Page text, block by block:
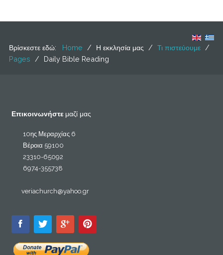
Βρίσκεστε εδώ: Home / Η εκκλησία μας / Τι πιστεύουμε /
Pages / Daily Bible Reading
Επικοινωνήστε μαζί μας
10ης Μεραρχίας 6
Βέροια 59100
23310-65092
6974-355738
veriachurch@yahoo.gr